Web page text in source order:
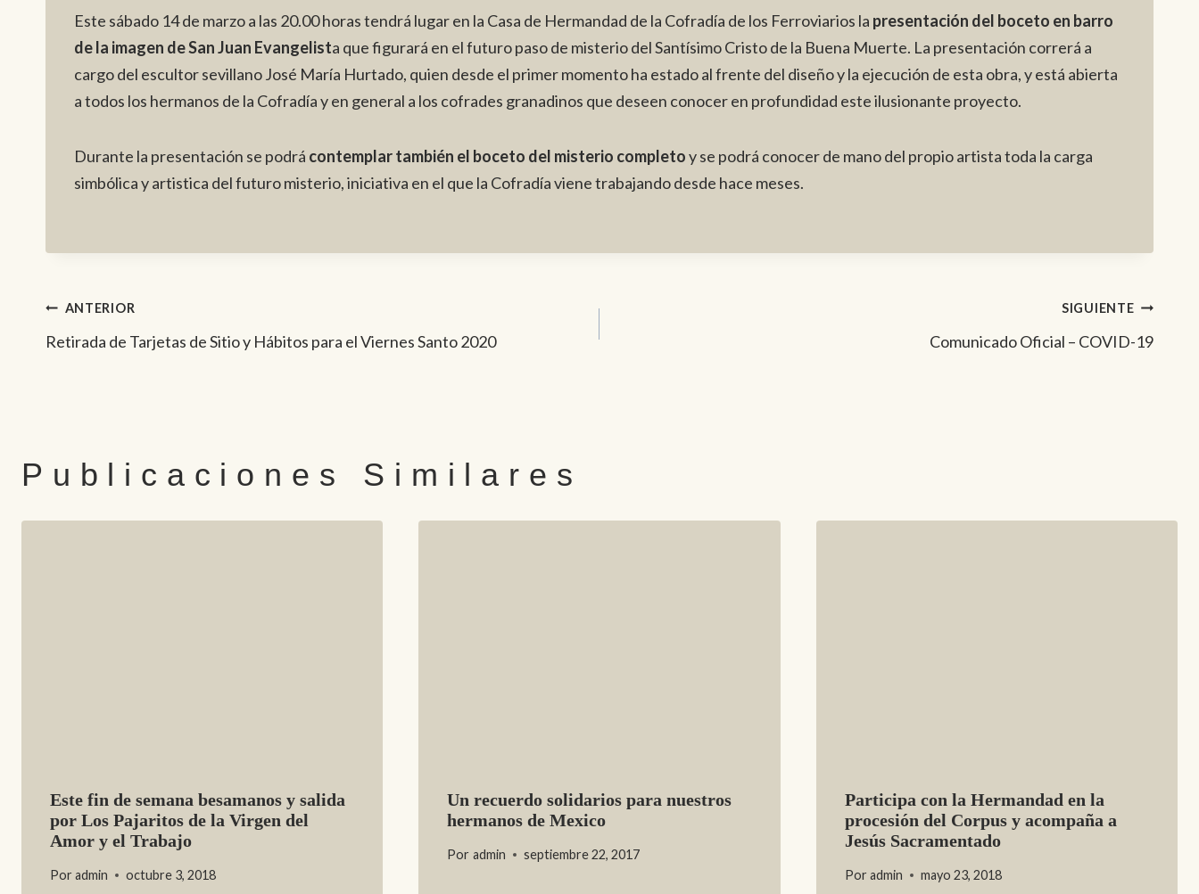
Este sábado 14 de marzo a las 20.00 horas tendrá lugar en la Casa de Hermandad de la Cofradía de los Ferroviarios la presentación del boceto en barro
de la imagen de San Juan Evangelista que figurará en el futuro paso de misterio del Santísimo Cristo de la Buena Muerte. La presentación correrá a
cargo del escultor sevillano José María Hurtado, quien desde el primer momento ha estado al frente del diseño y la ejecución de esta obra, y está abierta
a todos los hermanos de la Cofradía y en general a los cofrades granadinos que deseen conocer en profundidad este ilusionante proyecto.
Durante la presentación se podrá contemplar también el boceto del misterio completoy se podrá conocer de mano del propio artista toda la carga
simbólica y artistica del futuro misterio, iniciativa en el que la Cofradía viene trabajando desde hace meses.
Navegación
ANTERIOR
Retirada de Tarjetas de Sitio y Hábitos para el Viernes Santo 2020
SIGUIENTE
Comunicado Oficial – COVID-19
Publicaciones Similares
Este fin de semana besamanos y salida
por Los Pajaritos de la Virgen del
Amor y el Trabajo
Por admin octubre 3, 2018
Un recuerdo solidarios para nuestros
hermanos de Mexico
Por admin septiembre 22, 2017
Participa con la Hermandad en la
procesión del Corpus y acompaña a
Jesús Sacramentado
Por admin mayo 23, 2018